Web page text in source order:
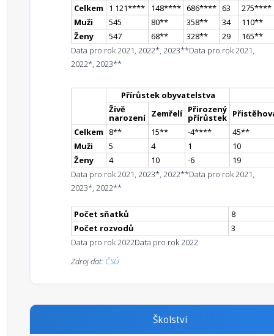
Celkem
1 121**** 148**** 686**** 63 275****
Muži
545 80** 358** 34 110**
Ženy
547 68** 328** 29 165**
Data pro rok 2021, 2022*, 2023**Data pro rok 2021,
2022*, 2023**
Přírůstek obyvatelstva
Živě
narození Zemřelí Přirozený
přírůstek
Celkem
8** 15** -4**** 45**
Muži
5 4 1
10
Ženy
4 10 -6
19
Data pro rok 2021, 2023*, 2022**Data pro rok 2021,
2023*, 2022**
Počet sňatků
8
Počet rozvodů
3
Data pro rok 2022Data pro rok 2022
Zdroj dat: ČSÚ
Školství